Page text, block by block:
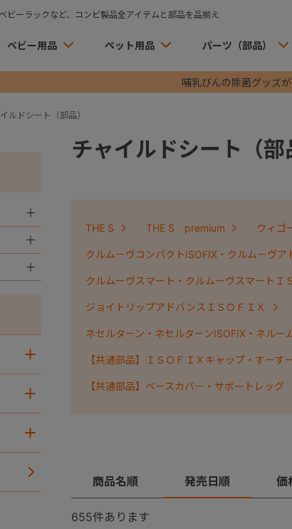
ビーラックなど、コンビ製品全アイテムと部品を品揃え
ベビー用品 ペット用品 パーツ（部品）
哺乳びんの除菌グッズ
ルドシート（部品）
チャイルドシート（部
THE S THE S premium ウィゴ
クルムーヴコンパクトISOFIX・クルムーヴア
クルムーヴスマート・クルムーヴスマートＩ
ジョイトリップアドバンスＩＳＯＦＩＸ
ネセルターン・ネセルターンISOFIX・ネルー
【共通部品】ＩＳＯＦＩＸキャップ・すー
【共通部品】ベースカバー・サポートレッグ
商品名順 発売日順 価
655件あります